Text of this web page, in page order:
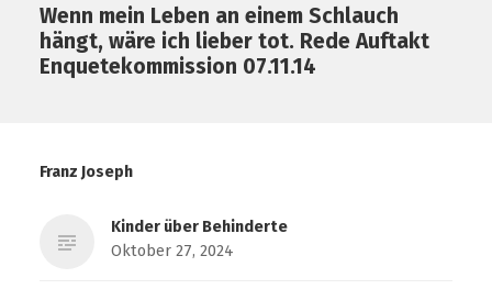
Wenn mein Leben an einem Schlauch
hängt, wäre ich lieber tot. Rede Auftakt
Enquetekommission 07.11.14
Franz Joseph
Kinder über Behinderte
Oktober 27, 2024